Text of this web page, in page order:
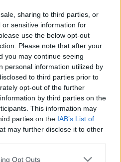
sharing to third parties, or
sensitive information for
use the below opt-out
Please note that after your
you may continue seeing
personal information utilized by
to third parties prior to
opt-out of the further
by third parties on the
This information may
parties on the IAB’s List of
may further disclose it to other
Opt Outs
z Watykanu.